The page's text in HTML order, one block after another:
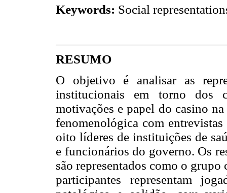
Keywords: Social
RESUMO
O objetivo é analisar as
institucionais em torno dos
motivações e papel do casino
fenomenológica com
oito líderes de instituições de
e funcionários do governo. Os
são representados como o
participantes representam